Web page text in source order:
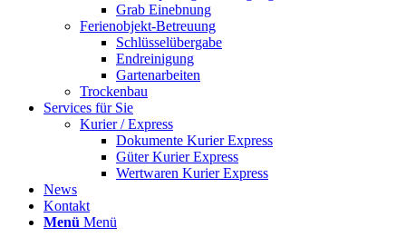
Grab Einebnung
Ferienobjekt-Betreuung
Schlüsselübergabe
Endreinigung
Gartenarbeiten
Trockenbau
Services für Sie
Kurier / Express
Dokumente Kurier Express
Güter Kurier Express
Wertwaren Kurier Express
News
Kontakt
Menü Menü